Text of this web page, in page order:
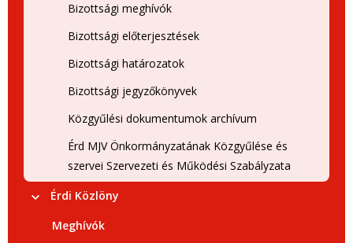
Bizottsági meghívók
Bizottsági előterjesztések
Bizottsági határozatok
Bizottsági jegyzőkönyvek
Közgyűlési dokumentumok archívum
Érd MJV Önkormányzatának Közgyűlése és
szervei Szervezeti és Működési Szabályzata
Érdi Közlöny
Meghívók